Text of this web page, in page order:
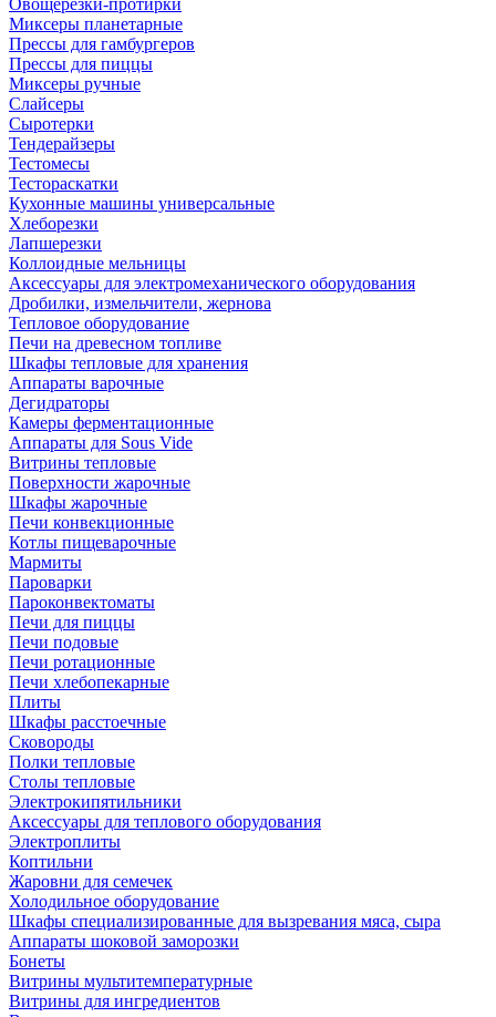
Овощерезки-протирки
Миксеры планетарные
Прессы для гамбургеров
Прессы для пиццы
Миксеры ручные
Слайсеры
Сыротерки
Тендерайзеры
Тестомесы
Тестораскатки
Кухонные машины универсальные
Хлеборезки
Лапшерезки
Коллоидные мельницы
Аксессуары для электромеханического оборудования
Дробилки, измельчители, жернова
Тепловое оборудование
Печи на древесном топливе
Шкафы тепловые для хранения
Аппараты варочные
Дегидраторы
Камеры ферментационные
Аппараты для Sous Vide
Витрины тепловые
Поверхности жарочные
Шкафы жарочные
Печи конвекционные
Котлы пищеварочные
Мармиты
Пароварки
Пароконвектоматы
Печи для пиццы
Печи подовые
Печи ротационные
Печи хлебопекарные
Плиты
Шкафы расстоечные
Сковороды
Полки тепловые
Столы тепловые
Электрокипятильники
Аксессуары для теплового оборудования
Электроплиты
Коптильни
Жаровни для семечек
Холодильное оборудование
Шкафы специализированные для вызревания мяса, сыра
Аппараты шоковой заморозки
Бонеты
Витрины мультитемпературные
Витрины для ингредиентов